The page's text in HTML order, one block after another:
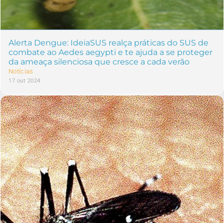
Alerta Dengue: IdeiaSUS realça práticas do SUS de
combate ao Aedes aegypti e te ajuda a se proteger
da ameaça silenciosa que cresce a cada verão
Notícias
17 out 2024